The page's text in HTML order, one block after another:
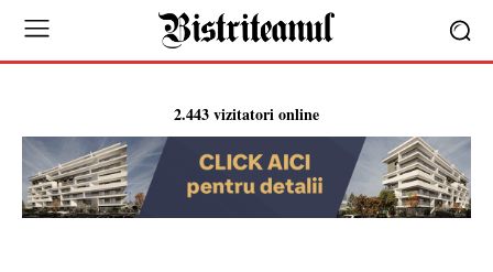
2.443 vizitatori online